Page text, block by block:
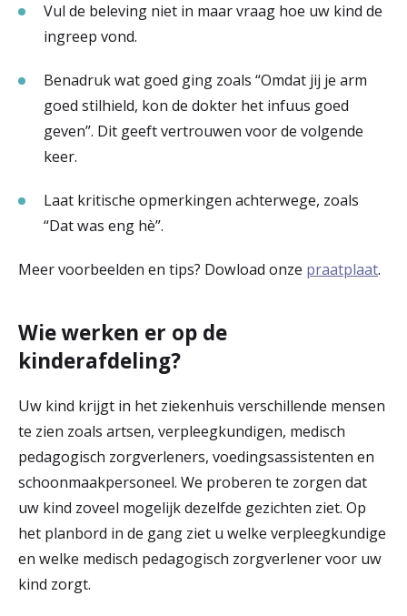
Vul de beleving niet in maar vraag hoe uw kind de
ingreep vond.
Benadruk wat goed ging zoals “Omdat jij je arm
goed stilhield, kon de dokter het infuus goed
geven”. Dit geeft vertrouwen voor de volgende
keer.
Laat kritische opmerkingen achterwege, zoals
“Dat was eng hè”.
Meer voorbeelden en tips? Dowload onze praatplaat.
Wie werken er op de
kinderafdeling?
Uw kind krijgt in het ziekenhuis verschillende mensen
te zien zoals artsen, verpleegkundigen, medisch
pedagogisch zorgverleners, voedingsassistenten en
schoonmaakpersoneel. We proberen te zorgen dat
uw kind zoveel mogelijk dezelfde gezichten ziet. Op
het planbord in de gang ziet u welke verpleegkundige
en welke medisch pedagogisch zorgverlener voor uw
kind zorgt.